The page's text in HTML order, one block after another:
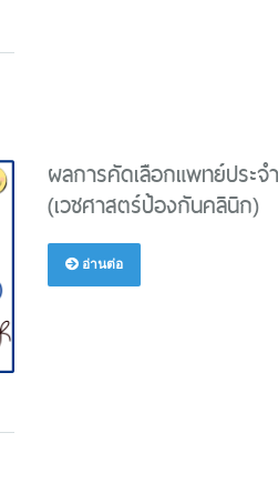
ผลการคัดเลือกแพทย์ประ
(เวชศาสตร์ป้องกันคลินิก)
อ่านต่อ